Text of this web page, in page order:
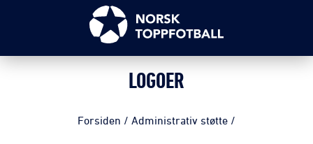
LOGOER
Forsiden / Administrativ støtte /